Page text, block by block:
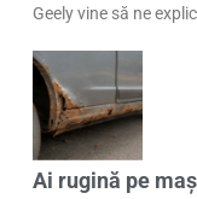
Geely vine să ne
Ai rugină pe